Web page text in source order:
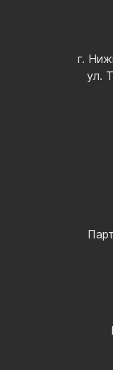
г.
ул.